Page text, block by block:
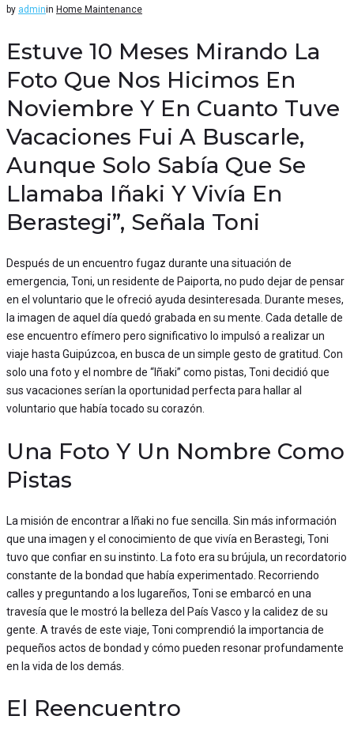
by adminin Home Maintenance
Estuve 10 Meses Mirando La
Foto Que Nos Hicimos En
Noviembre Y En Cuanto Tuve
Vacaciones Fui A Buscarle,
Aunque Solo Sabía Que Se
Llamaba Iñaki Y Vivía En
Berastegi”, Señala Toni
Después de un encuentro fugaz durante una situación de
emergencia, Toni, un residente de Paiporta, no pudo dejar de pensar
en el voluntario que le ofreció ayuda desinteresada. Durante meses,
la imagen de aquel día quedó grabada en su mente. Cada detalle de
ese encuentro efímero pero significativo lo impulsó a realizar un
viaje hasta Guipúzcoa, en busca de un simple gesto de gratitud. Con
solo una foto y el nombre de “Iñaki” como pistas, Toni decidió que
sus vacaciones serían la oportunidad perfecta para hallar al
voluntario que había tocado su corazón.
Una Foto Y Un Nombre Como
Pistas
La misión de encontrar a Iñaki no fue sencilla. Sin más información
que una imagen y el conocimiento de que vivía en Berastegi, Toni
tuvo que confiar en su instinto. La foto era su brújula, un recordatorio
constante de la bondad que había experimentado. Recorriendo
calles y preguntando a los lugareños, Toni se embarcó en una
travesía que le mostró la belleza del País Vasco y la calidez de su
gente. A través de este viaje, Toni comprendió la importancia de
pequeños actos de bondad y cómo pueden resonar profundamente
en la vida de los demás.
El Reencuentro